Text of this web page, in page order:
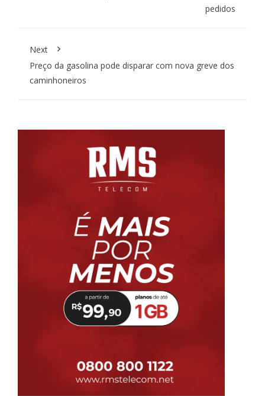
pedidos
Next
Preço da gasolina pode disparar com nova greve dos
caminhoneiros